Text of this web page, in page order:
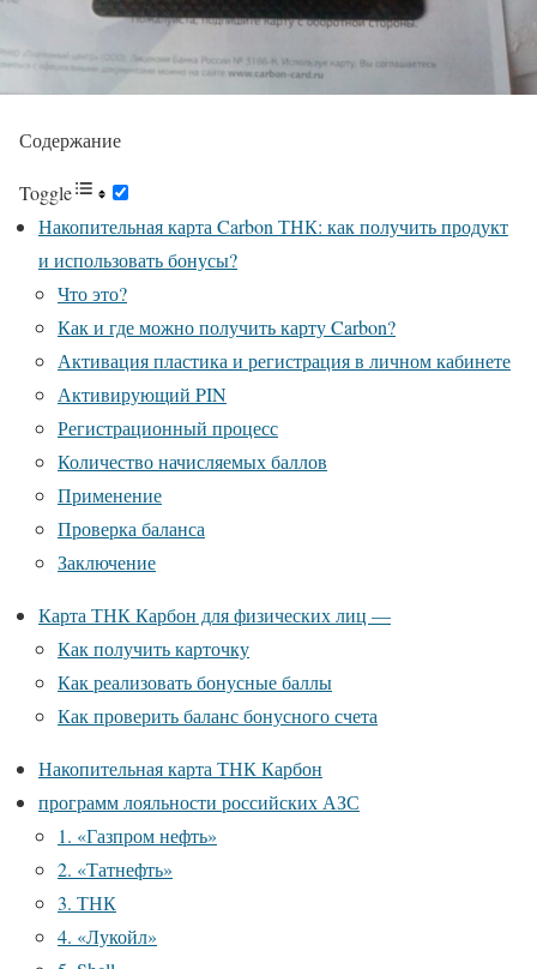
Содержание
Toggle
Накопительная карта Carbon ТНК: как получить продукт
и использовать бонусы?
Что это?
Как и где можно получить карту Carbon?
Активация пластика и регистрация в личном кабинете
Активирующий PIN
Регистрационный процесс
Количество начисляемых баллов
Применение
Проверка баланса
Заключение
Карта ТНК Карбон для физических лиц —
Как получить карточку
Как реализовать бонусные баллы
Как проверить баланс бонусного счета
Накопительная карта ТНК Карбон
программ лояльности российских АЗС
1. «Газпром нефть»
2. «Татнефть»
3. ТНК
4. «Лукойл»